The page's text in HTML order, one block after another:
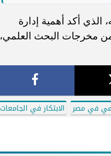
الذي أكد أهمية إدارة
من مخرجات البحث العلمي،
في مصر الابتكار في الجامعات